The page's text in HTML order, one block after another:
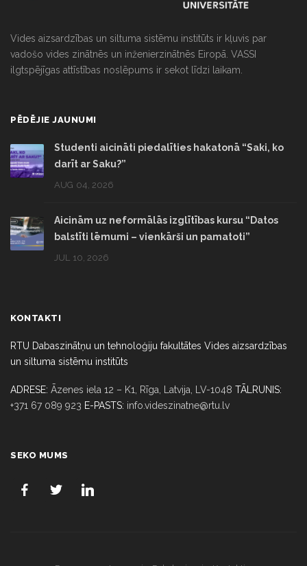
Vides aizsardzības un siltuma sistēmu institūts ir kļuvis par
vadošo vides zinātnēs un inženierzinātnēs Eiropā. VASSI
ilgtspējīgas attīstības noslēpums ir sekot līdzi laikam.
PĒDĒJIE JAUNUMI
Studenti aicināti piedalīties hakatonā “Saki, ko
darīt ar Saku?”
AUG 04, 2026
Aicinām uz neformālās izglītības kursu “Datos
balstīti lēmumi – vienkārši un pamatoti”
JUL 10, 2026
KONTAKTI
RTU Dabaszinātņu un tehnoloģiju fakultātes Vides aizsardzības
un siltuma sistēmu institūts
ADRESE: Āzenes iela 12 – K1, Rīga, Latvija, LV-1048 TĀLRUNIS:
+371 67 089 923 E-PASTS: info.videszinatne@rtu.lv
SEKO MUMS